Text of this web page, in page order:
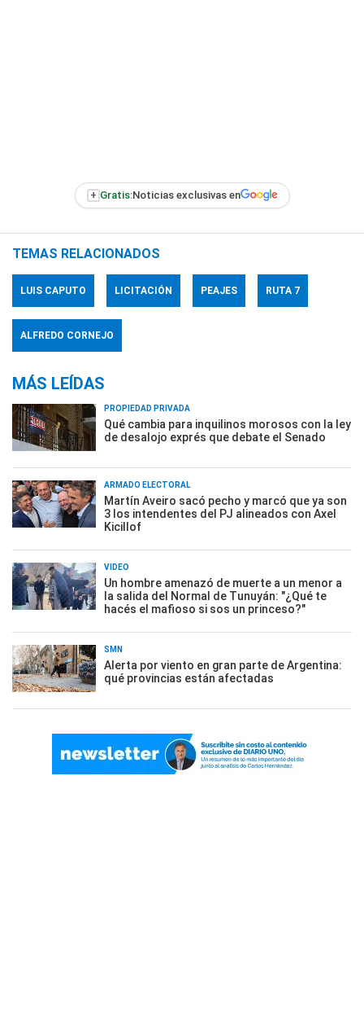
+ Gratis:Noticias exclusivas en
TEMAS RELACIONADOS
LUIS CAPUTO LICITACIÓN PEAJES RUTA 7
ALFREDO CORNEJO
MÁS LEÍDAS
PROPIEDAD PRIVADA
Qué cambia para inquilinos morosos con la ley
de desalojo exprés que debate el Senado
ARMADO ELECTORAL
Martín Aveiro sacó pecho y marcó que ya son
3 los intendentes del PJ alineados con Axel
Kicillof
VIDEO
Un hombre amenazó de muerte a un menor a
la salida del Normal de Tunuyán: "¿Qué te
hacés el mafioso si sos un princeso?"
SMN
Alerta por viento en gran parte de Argentina:
qué provincias están afectadas